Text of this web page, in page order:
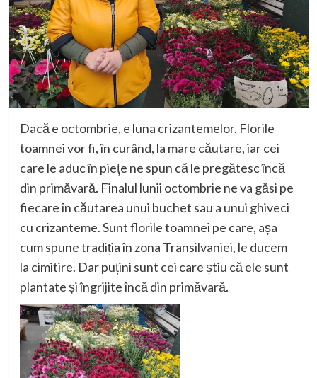
Dacă e octombrie, e luna crizantemelor. Florile
toamnei vor fi, în curând, la mare căutare, iar cei
care le aduc în piețe ne spun că le pregătesc încă
din primăvară. Finalul lunii octombrie ne va găsi pe
fiecare în căutarea unui buchet sau a unui ghiveci
cu crizanteme. Sunt florile toamnei pe care, așa
cum spune tradiția în zona Transilvaniei, le ducem
la cimitire. Dar puțini sunt cei care știu că ele sunt
plantate și îngrijite încă din primăvară.